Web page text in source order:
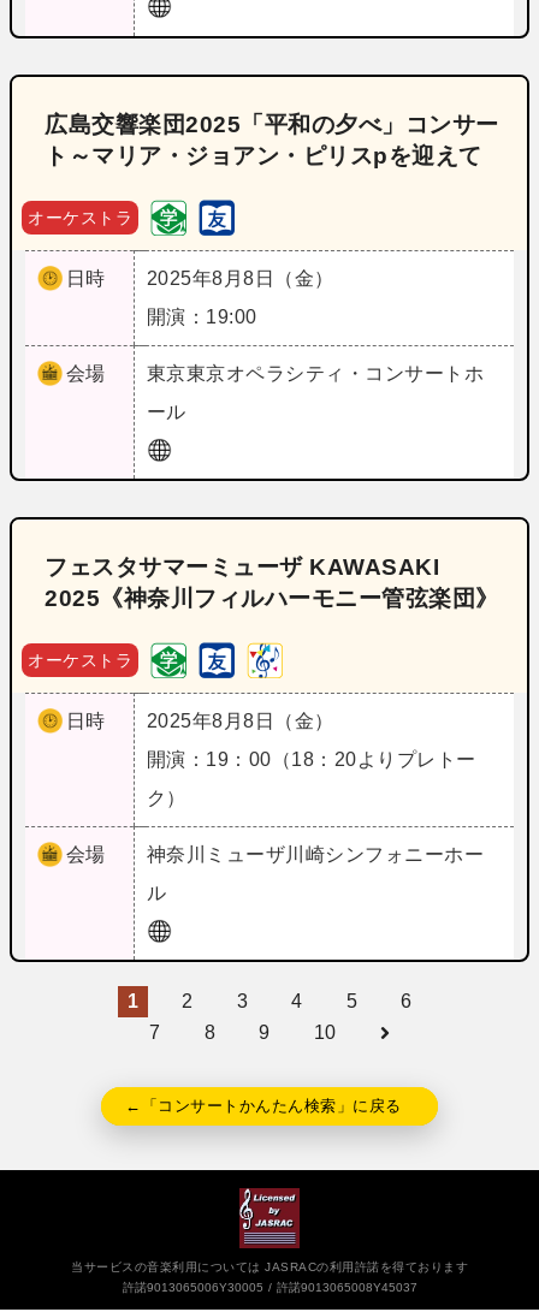
広島交響楽団2025「平和の夕べ」コンサー
ト～マリア・ジョアン・ピリスpを迎えて
オーケストラ
日時
2025年8月8日（金）
開演：19:00
会場 東京東京オペラシティ・コンサートホ
ール
フェスタサマーミューザ KAWASAKI
2025《神奈川フィルハーモニー管弦楽団》
オーケストラ
日時
2025年8月8日（金）
開演：19：00（18：20よりプレトー
ク）
会場 神奈川
ミューザ川崎シンフォニーホー
ル
1 2 3 4 5
6
7
8 9 10
←「コンサートかんたん検索」に戻る
当サービスの音楽利用については JASRACの利用許諾を得ております
許諾9013065006Y30005
許諾9013065008Y45037